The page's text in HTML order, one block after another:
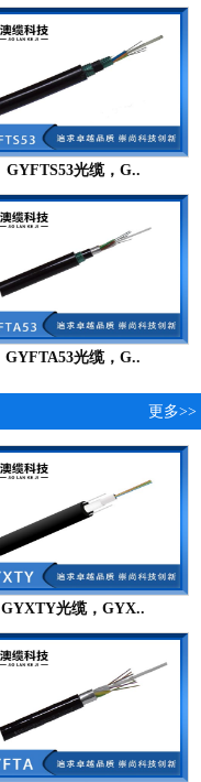
GYFTS53光缆，G..
GYFTA53光缆，G..
更多>>
GYXTY光缆，GYX..